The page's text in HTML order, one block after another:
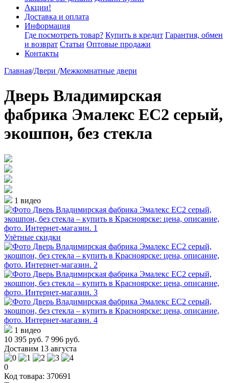
Акции!
Доставка и оплата
Информация
Где посмотреть товар? Купить в кредит Гарантия, обмен
и возврат Статьи Оптовые продажи
Контакты
Главная/Двери /Межкомнатные двери
Дверь Владимирская
фабрика Эмалекс ЕС2 серый,
экошпон, без стекла
1 видео
Улётные скидки
1 видео
10 395 руб. 7 996 руб.
Доставим 13 августа
0
Код товара: 370691